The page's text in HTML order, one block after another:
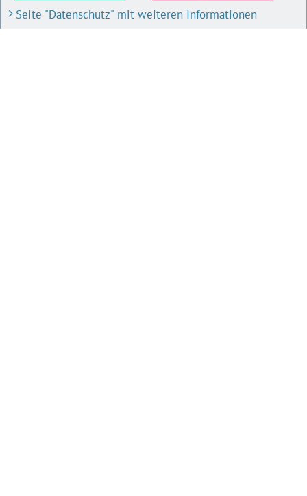
Seite "Datenschutz" mit weiteren Informationen